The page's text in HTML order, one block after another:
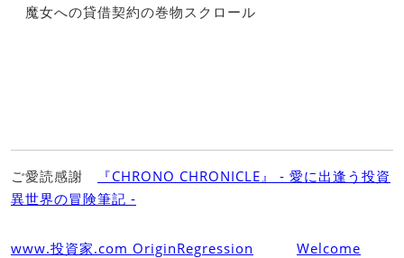
魔女への貸借契約の巻物スクロール
ご愛読感謝
『CHRONO CHRONICLE』 ‐ 愛に出逢う投資
異世界の冒険筆記 ‐
www.投資家.com OriginRegression
Welcome